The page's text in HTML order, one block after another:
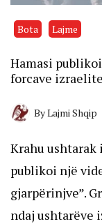
Bota Lajme
Hamasi
forcave izraelite
ByLajmi Shqip
Krahu ushtarak
publikoi një
gjarpërinjve”.
ndaj